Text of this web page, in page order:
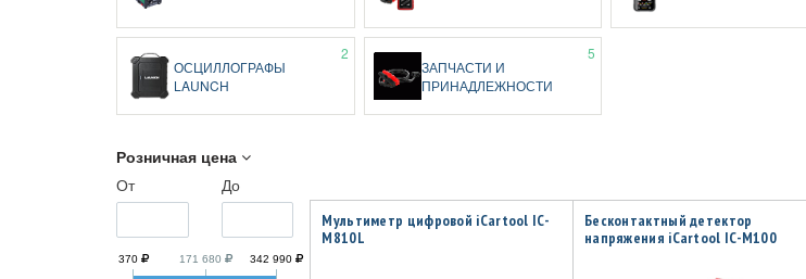
ОСЦИЛЛОГРАФЫ
LAUNCH
2
ЗАПЧАСТИ И
ПРИНАДЛЕЖНОСТИ
5
Розничная цена
От
До
370 171 680 342 990
Мультиметр цифровой iCartool IC-
M810L
Бесконтактный детектор
напряжения iCartool IC-M100